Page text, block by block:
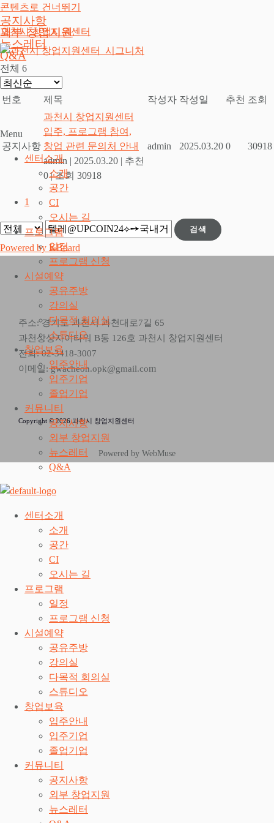
콘텐츠로 건너뛰기
과천시 창업지원센터
Menu
센터소개
소개
공간
CI
오시는 길
프로그램
일정
프로그램 신청
시설예약
공유주방
강의실
다목적 회의실
스튜디오
창업보육
입주안내
입주기업
졸업기업
커뮤니티
공지사항
외부 창업지원
뉴스레터
Q&A
센터소개
소개
공간
CI
오시는 길
프로그램
일정
프로그램 신청
시설예약
공유주방
강의실
다목적 회의실
스튜디오
창업보육
입주안내
입주기업
졸업기업
커뮤니티
공지사항
외부 창업지원
뉴스레터
공지사항
외부 창업지원
뉴스레터
Q&A
전체 6
번호 제목 작성자 작성일 추천 조회
공지사항
과천시 창업지원센터
입주, 프로그램 참여,
창업 관련 문의처 안내
admin | 2025.03.20 | 추천
0 | 조회 30918
admin 2025.03.20 0 30918
1
검색
Powered by KBoard
주소: 경기도 과천시 과천대로7길 65
과천상상자이타워 B동 126호 과천시 창업지원센터
전화: 02-3418-3007
이메일: gwacheon.opk@gmail.com
Copyright © 2026 과천시 창업지원센터
Powered by WebMuse